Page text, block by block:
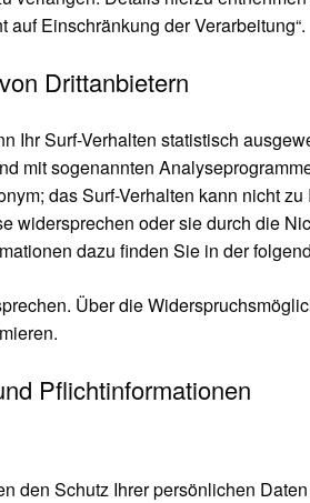
auf Einschränkung der Verarbeitung“.
Drittanbietern
Ihr Surf-Verhalten statistisch
mit sogenannten
das Surf-Verhalten kann nicht
widersprechen oder sie durch die
dazu finden Sie in der
Über die
Pflichtinformationen
den Schutz Ihrer persönlichen